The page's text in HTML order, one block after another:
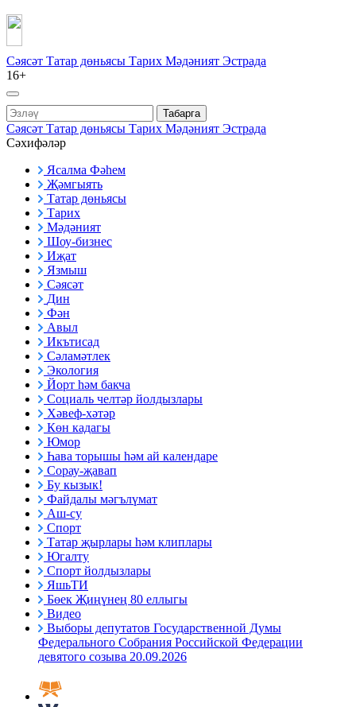
Сәясәт Татар дөньясы Тарих Мәдәният Эстрада
16+
Табарга
Сәясәт Татар дөньясы Тарих Мәдәният Эстрада
Сәхифәләр
Ясалма Фәһем
Җәмгыять
Татар дөньясы
Тарих
Мәдәният
Шоу-бизнес
Иҗат
Язмыш
Сәясәт
Дин
Фән
Авыл
Икътисад
Сәламәтлек
Экология
Йорт һәм бакча
Социаль челтәр йолдызлары
Хәвеф-хәтәр
Көн кадагы
Юмор
Һава торышы һәм ай календаре
Сорау-җавап
Бу кызык!
Файдалы мәгълүмат
Аш-су
Спорт
Татар җырлары һәм клиплары
Югалту
Спорт йолдызлары
ЯшьТИ
Бөек Җиңүнең 80 еллыгы
Видео
Выборы депутатов Государственной Думы
Федерального Собрания Российской Федерации
девятого созыва 20.09.2026